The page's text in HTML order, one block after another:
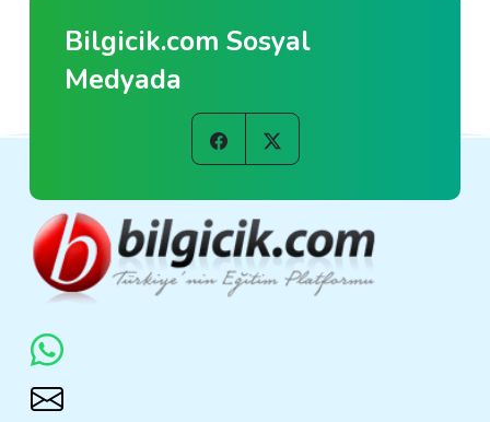
Bilgicik.com Sosyal
Medyada